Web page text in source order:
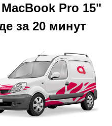
Pro 15"
за 20 минут